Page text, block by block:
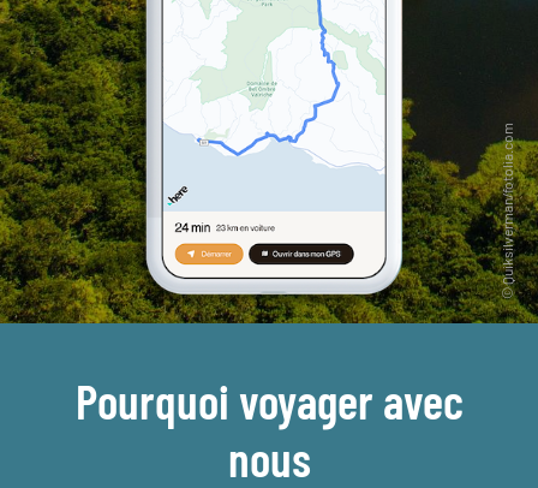
Pourquoi voyager avec
nous